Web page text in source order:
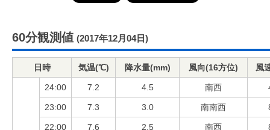
60分観測値 (2017年12月04日)
日時 気温(℃) 降水量(mm) 風向(16方位) 風
24:00 7.2 4.5 南西
23:00 7.3 3.0 南南西
22:00 7.6 2.5 南西